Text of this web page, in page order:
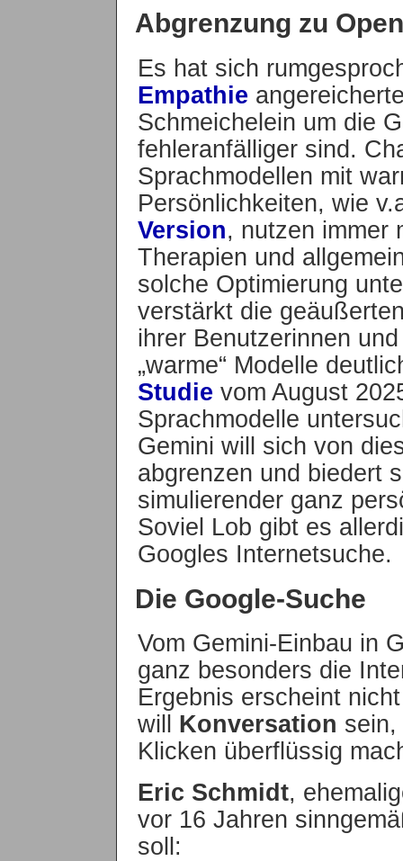
Abgrenzung zu
Es hat sich
Empathie
Schmeichelein um die
fehleranfälliger sind.
Sprachmodellen mit
Persönlichkeiten, wie
Version, nutzen immer
Therapien und
solche Optimierung
verstärkt die
ihrer Benutzerinnen
„warme“ Modelle
Studie vom August
Sprachmodelle
Gemini will sich von
abgrenzen und biedert
simulierender ganz
Soviel Lob gibt es
Googles Internetsuche.
Die Google-Suche
Vom Gemini-Einbau in
ganz besonders die
Ergebnis erscheint
will Konversation
Klicken überflüssig
Eric Schmidt,
vor 16 Jahren
soll: